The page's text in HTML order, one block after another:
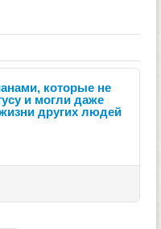
которые не
и могли даже
других людей